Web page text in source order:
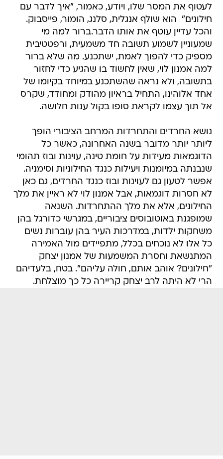
לעטוף את המסר שלו, ויודע, כאמור, "איך לדבר עם
חילונים"  הוא שולף אנגלית, סלנג, הומור, פייסבוק.
והכל עדיין עוטף את אותו הדבר.ברור למה מי
שמעוניין לשמוע תשובה חד משמעית, ורפטטיבית
מספיק כדי להפוך לאמת, ישתכנע. מה שלא ברור
למה אמנון לוי, שאין לחשוד בו שהגיע כדי לחזור
בתשובה, ולא נראה שהשתכנע במיוחד בקיומו של
אחד אלוהינו, התחיל בראיון מהודק ומחודד, שקרס
אל תוך עצמו לקראת סופו בקול ענות חלושה.
נושא החרדים והתחרדות המרחב הציבורי הופך
ליותר יותר מדובר בשנה האחרונה, כאשר כל
הדוגמאות מעידות על חומת טינה, עוינות ובוז תהומי
שנבנתה במיומנות ויעילות כנגד החילוניות וסימניה.
אפשר לטעון גם לעוינות ובוז כנגד החרדים, גם כאן
לא חסרות דוגמאות, אבל אמנון לוי לא ראיין את מלך
החילונים, אלא את מלך ההתחרדות. השנאה
שמופגנת באוטובוסים ציבוריים, במגרשי כדורגל בהן
משחקות ילדות, במדרכות העיר בהן עוברות נשים 
כל אלו לא נוכחים בכלל, מתפיידים מול האמירה
המתנשאת וחסרת המשמעות של אמנון יצחק
"חילונים? אוהב אותם, חולה עליהם". בטח, בלעדיהם
הרי לא היתה לרב יצחק קריירה כל כך מוצלחת.